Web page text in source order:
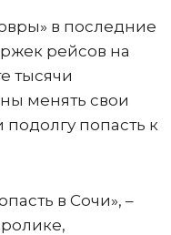
в последние
рейсов на
тысячи
менять свои
попасть к
в Сочи», –